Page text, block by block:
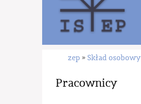
zep » Skład osobowy
Pracownicy